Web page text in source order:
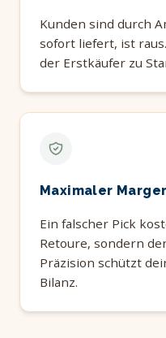
Kunden sind durch
sofort liefert, ist
der Erstkäufer zu
Maximaler
Ein falscher Pick
Retoure, sondern
Präzision schützt
Bilanz.